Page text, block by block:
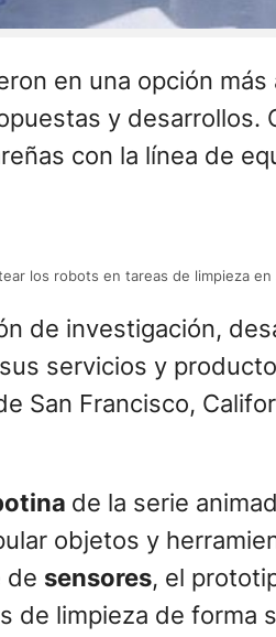
en una opción
y desarrollos.
con la línea de
los robots en tareas de limpieza
de investigación,
servicios y
San Francisco,
de la serie
objetos y
de sensores, el
de limpieza de forma